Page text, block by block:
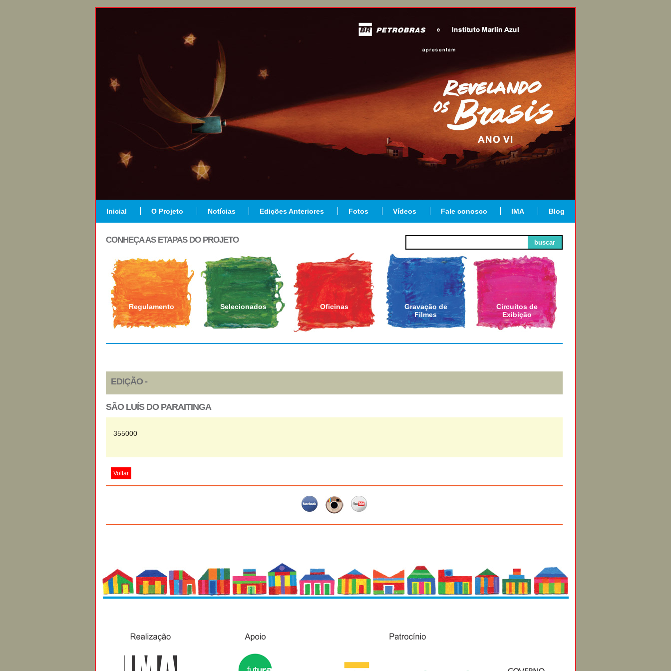
Inicial O Projeto Notícias Edições Anteriores Fotos Vídeos Fale conosco IMA Blog
buscar
CONHEÇA AS ETAPAS DO PROJETO
Regulamento Selecionados Oficinas
Gravação de
Filmes
Circuitos de
Exibição
EDIÇÃO -
SÃO LUÍS DO PARAITINGA
355000
Voltar